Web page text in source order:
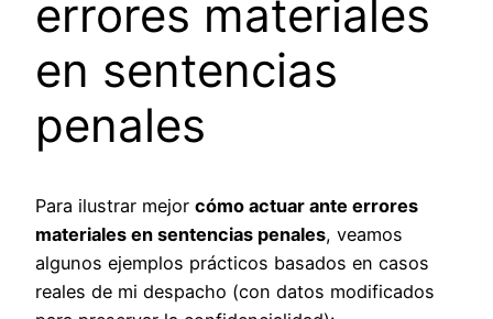
errores materiales
en sentencias
penales
Para ilustrar mejor cómo actuar ante errores
materiales en sentencias penales, veamos
algunos ejemplos prácticos basados en casos
reales de mi despacho (con datos modificados